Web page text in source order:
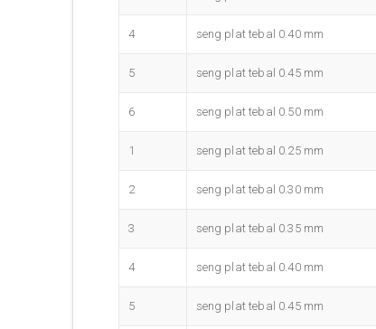
4 seng plat tebal 0.40 mm
5 seng plat tebal 0.45 mm
6 seng plat tebal 0.50 mm
1 seng plat tebal 0.25 mm
2 seng plat tebal 0.30 mm
3 seng plat tebal 0.35 mm
4 seng plat tebal 0.40 mm
5 seng plat tebal 0.45 mm